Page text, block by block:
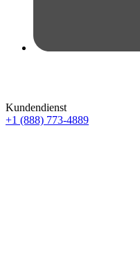
Kundendienst
+1 (888) 773-4889